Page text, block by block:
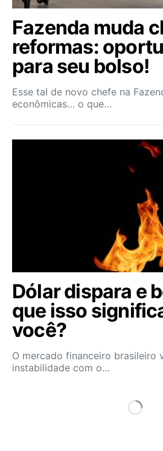
Fazenda muda
reformas:
para seu bolso!
Esse tal de novo chefe na
econômicas… o que…
Dólar dispara e
que isso
você?
O mercado financeiro brasileiro
instabilidade com o…